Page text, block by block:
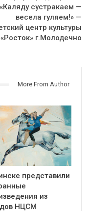
«Каляду сустракаем —
весела гуляем!» —
центр культуры
«Росток» г.Молодечно
More From Author
представили
из
НЦСМ